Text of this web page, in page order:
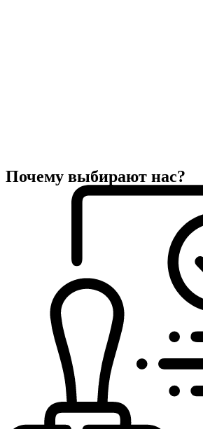
Почему выбирают нас?